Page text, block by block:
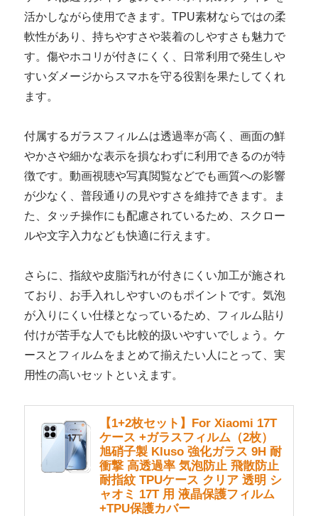
活かしながら使用できます。TPU素材ならではの柔
軟性があり、持ちやすさや装着のしやすさも魅力で
す。傷やホコリが付きにくく、日常利用で発生しや
すいダメージからスマホを守る役割を果たしてくれ
ます。
付属するガラスフィルムは透過率が高く、画面の鮮
やかさや細かな表示を損なわずに利用できるのが特
徴です。動画視聴や写真閲覧などでも画質への影響
が少なく、普段通りの見やすさを維持できます。ま
た、タッチ操作にも配慮されているため、スクロー
ルや文字入力なども快適に行えます。
さらに、指紋や皮脂汚れが付きにくい加工が施され
ており、お手入れしやすいのもポイントです。気泡
が入りにくい仕様となっているため、フィルム貼り
付けが苦手な人でも比較的扱いやすいでしょう。ケ
ースとフィルムをまとめて揃えたい人にとって、実
用性の高いセットといえます。
【1+2枚セット】For Xiaomi 17T
ケース +ガラスフィルム（2枚）
旭硝子製 Kluso 強化ガラス 9H 耐
衝撃 高透過率 気泡防止 飛散防止
耐指紋 TPUケース クリア 透明 シ
ャオミ 17T 用 液晶保護フィルム
+TPU保護カバー